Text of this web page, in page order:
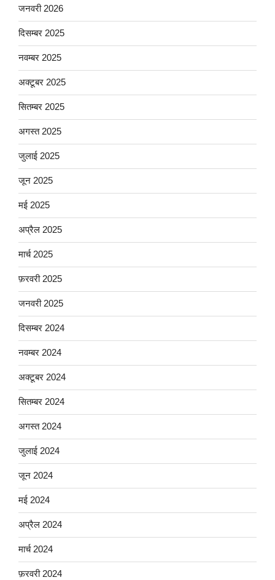
जनवरी 2026
दिसम्बर 2025
नवम्बर 2025
अक्टूबर 2025
सितम्बर 2025
अगस्त 2025
जुलाई 2025
जून 2025
मई 2025
अप्रैल 2025
मार्च 2025
फ़रवरी 2025
जनवरी 2025
दिसम्बर 2024
नवम्बर 2024
अक्टूबर 2024
सितम्बर 2024
अगस्त 2024
जुलाई 2024
जून 2024
मई 2024
अप्रैल 2024
मार्च 2024
फ़रवरी 2024